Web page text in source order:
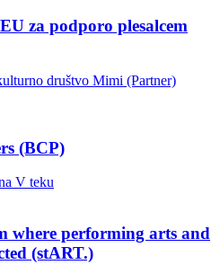
za podporo plesalcem
društvo Mimi (Partner)
(BCP)
V teku
where performing arts and
(stART.)